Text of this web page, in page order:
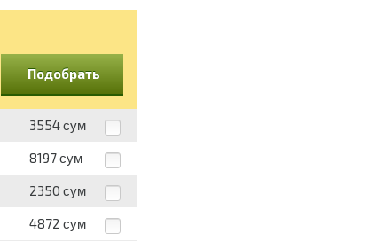
Подобрать
3554 сум
8197 сум
2350 сум
4872 сум